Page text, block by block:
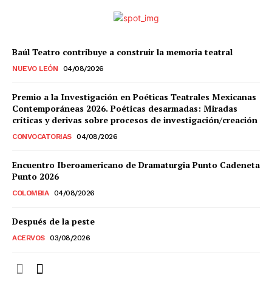
Baúl Teatro contribuye a construir la memoria teatral
NUEVO LEÓN 04/08/2026
Premio a la Investigación en Poéticas Teatrales Mexicanas
Contemporáneas 2026. Poéticas desarmadas: Miradas
críticas y derivas sobre procesos de investigación/creación
CONVOCATORIAS 04/08/2026
Encuentro Iberoamericano de Dramaturgia Punto Cadeneta
Punto 2026
COLOMBIA 04/08/2026
Después de la peste
ACERVOS 03/08/2026